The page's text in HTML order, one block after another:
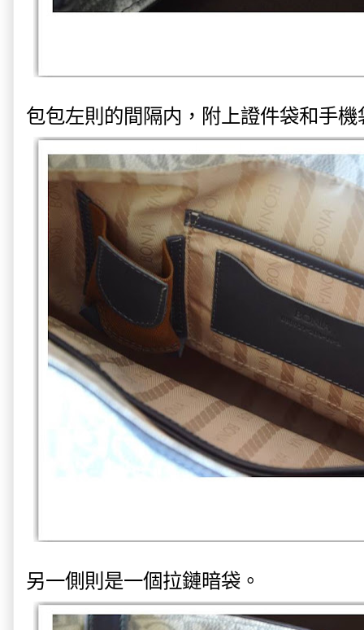
包包左則的間隔内，附上證件袋和手機
另一側則是一個拉鏈暗袋。